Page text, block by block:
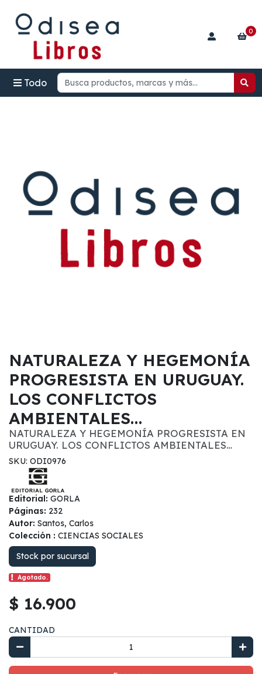
Todo
0
NATURALEZA Y HEGEMONÍA
PROGRESISTA EN URUGUAY.
LOS CONFLICTOS
AMBIENTALES…
NATURALEZA Y HEGEMONÍA PROGRESISTA EN
URUGUAY. LOS CONFLICTOS AMBIENTALES…
SKU: ODI0976
Editorial: GORLA
Páginas: 232
Autor: Santos, Carlos
Colección : CIENCIAS SOCIALES
Stock por sucursal
Agotado.
$ 16.900
CANTIDAD